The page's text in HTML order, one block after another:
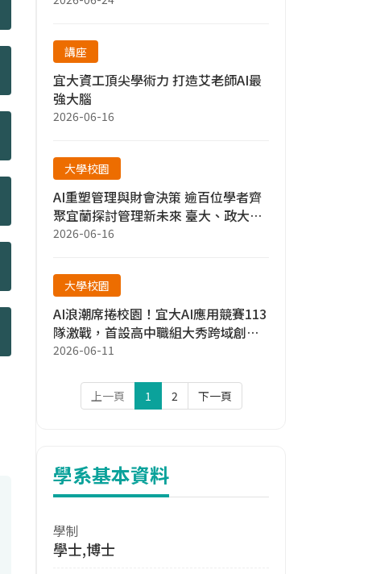
講座
宜大資工頂尖學術力 打造艾老師AI最
強大腦
2026-06-16
大學校園
AI重塑管理與財會決策 逾百位學者齊
聚宜蘭探討管理新未來 臺大、政大、
宜大 攜手構建對話平台 聚焦人工智
2026-06-16
大學校園
AI浪潮席捲校園！宜大AI應用競賽113
隊激戰，首設高中職組大秀跨域創新
量能
2026-06-11
上一頁 1 2 下一頁
學系基本資料
學制
學士,博士